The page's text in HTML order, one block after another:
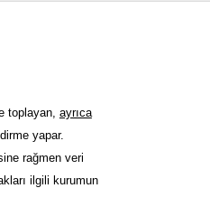
toplayan, ayrıca
yapar.
rağmen veri
ilgili kurumun